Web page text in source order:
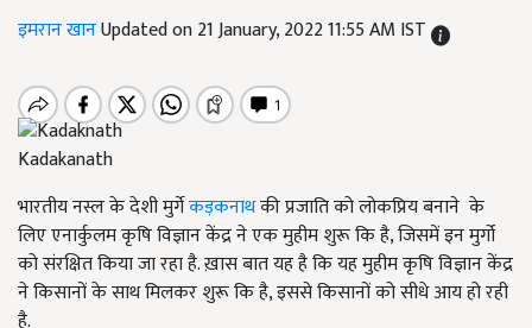
इमरान खानUpdated on 21 January, 2022 11:55 AM IST
Kadakanath
भारतीय नस्ल के देशी मुर्गेकड़कनाथकी प्रजाति को लोकप्रिय बनाने के
लिए एनार्कुलम कृषि विज्ञान केंद्र ने एक मुहीम शुरू कि है, जिसमें इन मुर्गो
को संरक्षित किया जा रहा है. ख़ास बात यह है कि यह मुहीम कृषि विज्ञान केंद्र
ने किसानों के साथ मिलकर शुरू कि है, इससे किसानों को सीधे आय हो रही